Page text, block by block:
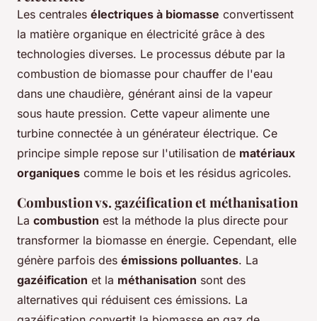
Les centrales électriques à biomasse convertissent
la matière organique en électricité grâce à des
technologies diverses. Le processus débute par la
combustion de biomasse pour chauffer de l'eau
dans une chaudière, générant ainsi de la vapeur
sous haute pression. Cette vapeur alimente une
turbine connectée à un générateur électrique. Ce
principe simple repose sur l'utilisation de matériaux
organiques comme le bois et les résidus agricoles.
Combustion vs. gazéification et méthanisation
La combustion est la méthode la plus directe pour
transformer la biomasse en énergie. Cependant, elle
génère parfois des émissions polluantes. La
gazéification et la méthanisation sont des
alternatives qui réduisent ces émissions. La